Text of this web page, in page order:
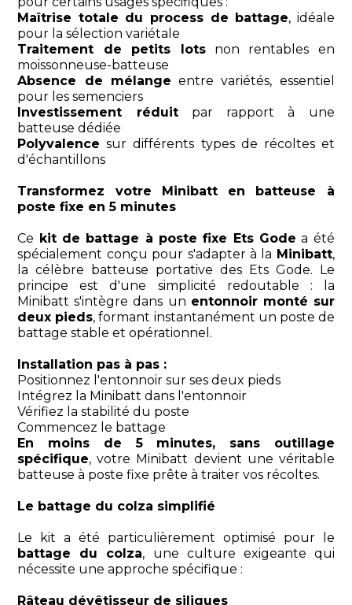
Maîtrise totale du process de battage, idéale
pour la sélection variétale
Traitement de petits lotsnon rentables en
moissonneuse-batteuse
Absence de mélange entre variétés, essentiel
pour les semenciers
Investissement réduitpar rapport à une
batteuse dédiée
Polyvalence sur différents types de récoltes et
d'échantillons
Transformez votre Minibatt en batteuse à
poste fixe en 5 minutes
Ce kit de battage à poste fixe Ets Gode a été
spécialement conçu pour s'adapter à la Minibatt,
la célèbre batteuse portative des Ets Gode. Le
principe est d'une simplicité redoutable : la
Minibatt s'intègre dans un entonnoir monté sur
deux pieds, formant instantanément un poste de
battage stable et opérationnel.
Installation pas à pas :
Positionnez l'entonnoir sur ses deux pieds
Intégrez la Minibatt dans l'entonnoir
Vérifiez la stabilité du poste
Commencez le battage
En moins de 5 minutes, sans outillage
spécifique, votre Minibatt devient une véritable
batteuse à poste fixe prête à traiter vos récoltes.
Le battage du colza simplifié
Le kit a été particulièrement optimisé pour le
battage du colza, une culture exigeante qui
nécessite une approche spécifique :
Râteau dévêtisseur de siliques